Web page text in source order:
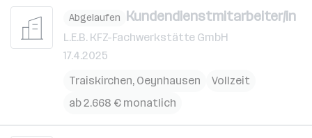
Abgelaufen Kundendienstmitarbeiter/in
L.E.B. KFZ-Fachwerkstätte GmbH
17.4.2025
Traiskirchen, Oeynhausen
Vollzeit
ab 2.668 € monatlich